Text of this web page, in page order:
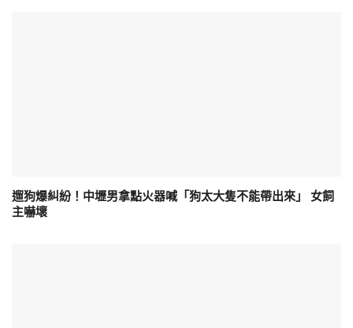
遛狗爆糾紛！中壢男拿點火器喊「狗太大隻不能帶出來」 女飼
主嚇壞